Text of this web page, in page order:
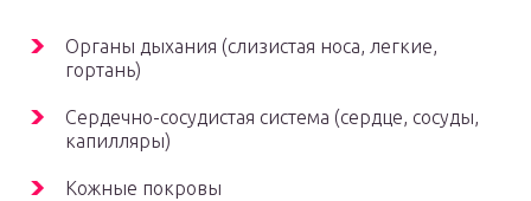
Органы дыхания (слизистая носа, легкие,
гортань)
Сердечно-сосудистая система (сердце, сосуды,
капилляры)
Кожные покровы